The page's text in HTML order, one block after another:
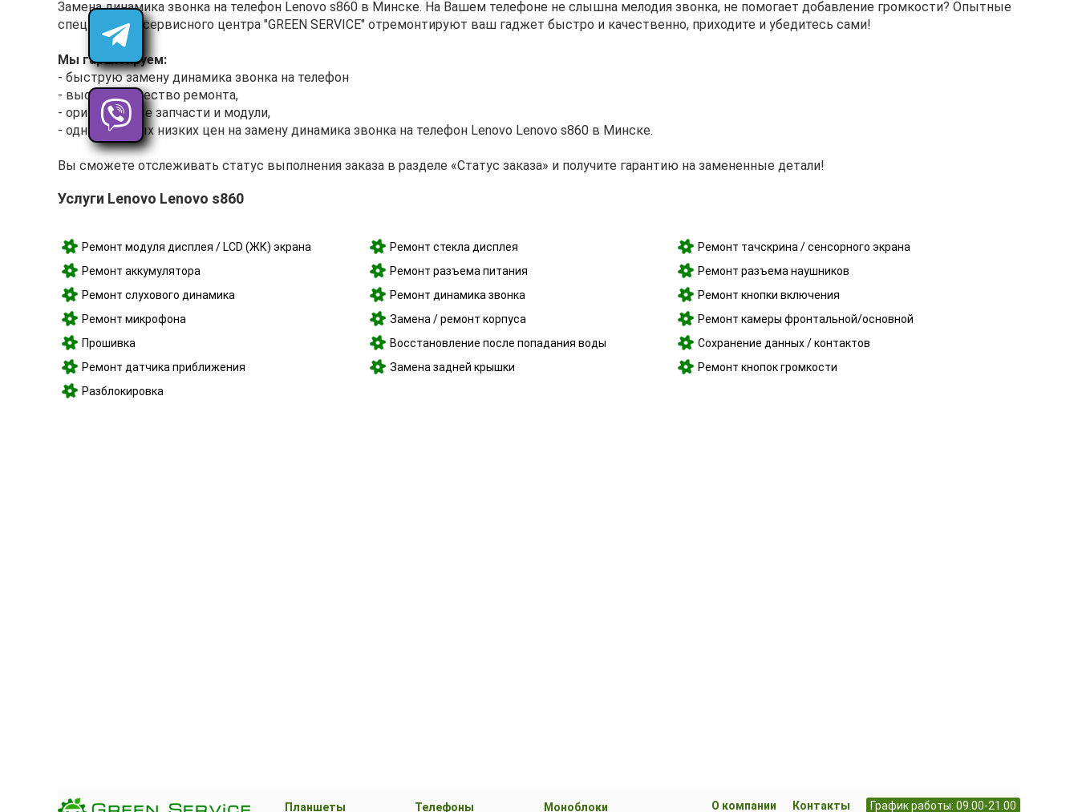
Замена динамика звонка на телефон Lenovo s860 в Минске. На Вашем телефоне не слышна мелодия звонка, не помогает добавление громкости? Опытные
специалисты сервисного центра "GREEN SERVICE" отремонтируют ваш гаджет быстро и качественно, приходите и убедитесь сами!
Мы гарантируем:
- быструю замену динамика звонка на телефон
- высокое качество ремонта,
- оригинальные запчасти и модули,
- одну из самых низких цен на замену динамика звонка на телефон Lenovo Lenovo s860 в Минске.
Вы сможете отслеживать статус выполнения заказа в разделе «Статус заказа» и получите гарантию на замененные детали!
Услуги Lenovo Lenovo s860
Ремонт модуля дисплея / LCD (ЖК) экрана Ремонт стекла дисплея
Ремонт тачскрина / сенсорного экрана
Ремонт аккумулятора
Ремонт разъема питания
Ремонт разъема наушников
Ремонт слухового динамика
Ремонт динамика звонка
Ремонт кнопки включения
Ремонт микрофона
Замена / ремонт корпуса
Ремонт камеры фронтальной/основной
Прошивка
Восстановление после попадания воды
Сохранение данных / контактов
Ремонт датчика приближения
Замена задней крышки
Ремонт кнопок громкости
Разблокировка
Планшеты Телефоны Моноблоки О компании Контакты График работы: 09.00-21.00